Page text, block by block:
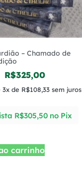
– Chamado de
R$325,00
3x de R$108,33sem juros
R$305,50 no Pix
carrinho